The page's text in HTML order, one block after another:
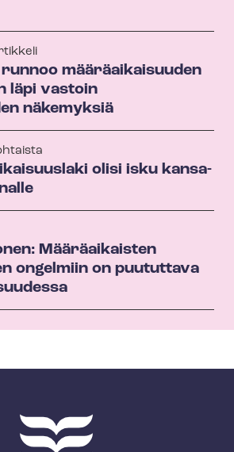
runnoo määräaikaisuuden
läpi vastoin
näkemyksiä
olisi isku kan­sa­
Määräaikaisten
ongelmiin on puututtava